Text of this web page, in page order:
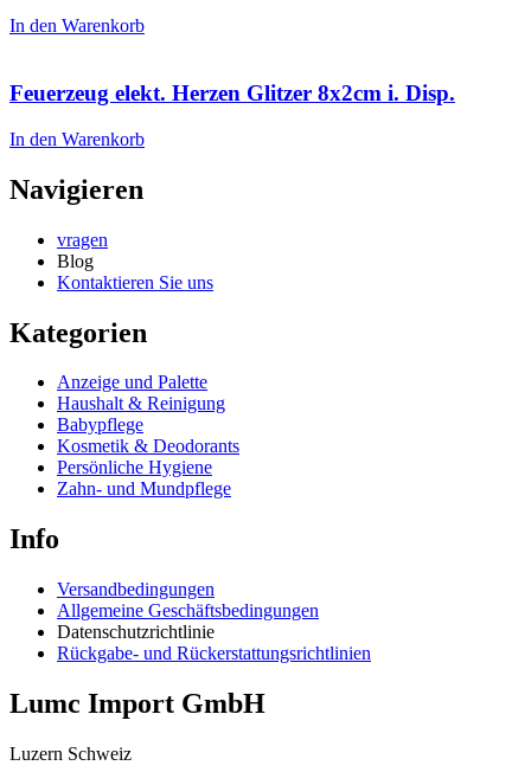
In den Warenkorb
Feuerzeug elekt. Herzen Glitzer 8x2cm i. Disp.
In den Warenkorb
Navigieren
vragen
Blog
Kontaktieren Sie uns
Kategorien
Anzeige und Palette
Haushalt & Reinigung
Babypflege
Kosmetik & Deodorants
Persönliche Hygiene
Zahn- und Mundpflege
Info
Versandbedingungen
Allgemeine Geschäftsbedingungen
Datenschutzrichtlinie
Rückgabe- und Rückerstattungsrichtlinien
Lumc Import GmbH
Luzern Schweiz